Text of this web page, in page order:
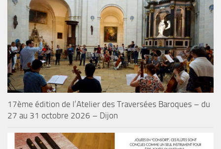
17ème édition de l’Atelier des Traversées Baroques – du
27 au 31 octobre 2026 – Dijon